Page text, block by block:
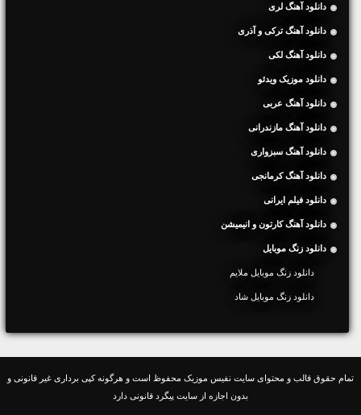
دانلود آهنگ لری
دانلود آهنگ ترکی و آذری
دانلود آهنگ لکی
دانلود موزیک ویدئو
دانلود آهنگ عربی
دانلود آهنگ مازندرانی
دانلود آهنگ سبزواری
دانلود آهنگ کرمانجی
دانلود فیلم ایرانی
دانلود آهنگ کارتون و انیمیشن
دانلود زنگ موبایل
دانلود زنگ موبایل ملایم
دانلود زنگ موبایل شاد
تمام حقوق قالب و محتوای سایت نفیس موزیک محفوظ است و هرگونه کپی برداری غیر قانونی و
بدون اجازه از سایت پیگرد قانونی دارد